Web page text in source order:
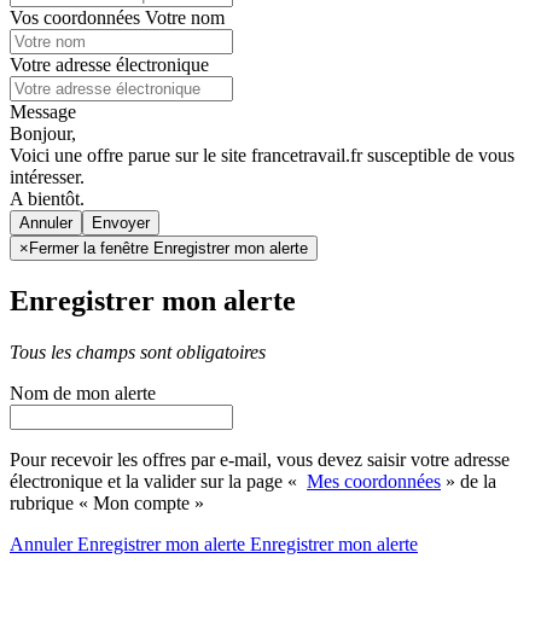
Vos coordonnées Votre nom
Votre adresse électronique
Message
Bonjour,
Voici une offre parue sur le site francetravail.fr susceptible de vous
intéresser.
A bientôt.
Annuler
× Fermer la fenêtre Enregistrer mon alerte
Enregistrer mon alerte
Tous les champs sont obligatoires
Nom de mon alerte
Pour recevoir les offres par e-mail, vous devez saisir votre adresse
électronique et la valider sur la page « Mes coordonnées » de la
rubrique « Mon compte »
AnnulerEnregistrer mon alerte Enregistrermon alerte